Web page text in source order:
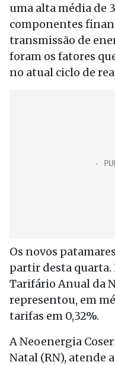
uma alta média de
componentes
transmissão de
foram os fatores
no atual ciclo de
Os novos
partir desta quarta.
Tarifário Anual da
representou, em
tarifas em 0,32%.
A Neoenergia
Natal (RN), atende